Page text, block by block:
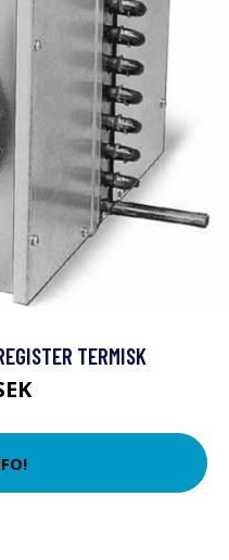
TERMISK